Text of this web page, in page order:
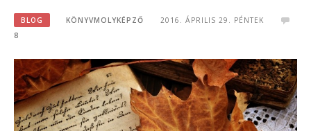
BLOG KÖNYVMOLYKÉPZŐ
2016. ÁPRILIS 29. PÉNTEK
8